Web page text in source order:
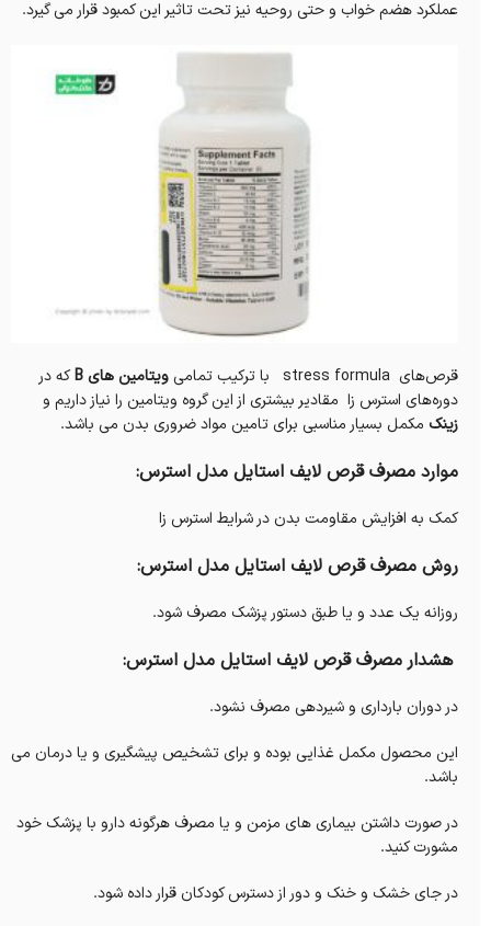
عملکرد هضم خواب و حتی روحیه نیز تحت تاثیر این کمبود قرار می گیرد.
قرص‌های stress formula با ترکیب تمامی ویتامین های B
که در
دوره‌های استرس زا مقادیر بیشتری از این گروه ویتامین را نیاز داریم و
زینک مکمل بسیار مناسبی برای تامین مواد ضروری بدن می باشد.
موارد مصرف قرص لایف استایل مدل استرس:
کمک به افزایش مقاومت بدن در شرایط استرس زا
روش مصرف قرص لایف استایل مدل استرس:
روزانه یک عدد و یا طبق دستور پزشک مصرف شود.
هشدار مصرف قرص لایف استایل مدل استرس:
در دوران بارداری و شیردهی مصرف نشود.
این محصول مکمل غذایی بوده و برای تشخیص پیشگیری و یا درمان می
باشد.
در صورت داشتن بیماری های مزمن و یا مصرف هرگونه دارو با پزشک خود
مشورت کنید.
در جای خشک و خنک و دور از دسترس کودکان قرار داده شود.